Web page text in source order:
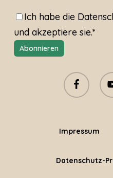
Ich habe die
und akzeptiere sie.*
facebook
Impressum
Datenschutz-